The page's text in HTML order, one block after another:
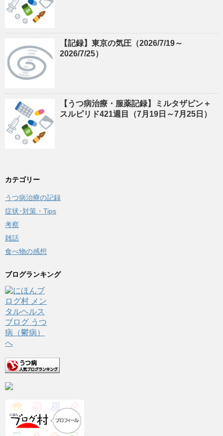
【記録】東京の気圧（2026/7/19～
2026/7/25）
【うつ病治療・服薬記録】ミルタザピン＋
スルピリド421週目（7月19日～7月25日）
カテゴリー
うつ病治療の記録
症状･対策・Tips
考察
雑話
食べ物の感想
ブログランキング